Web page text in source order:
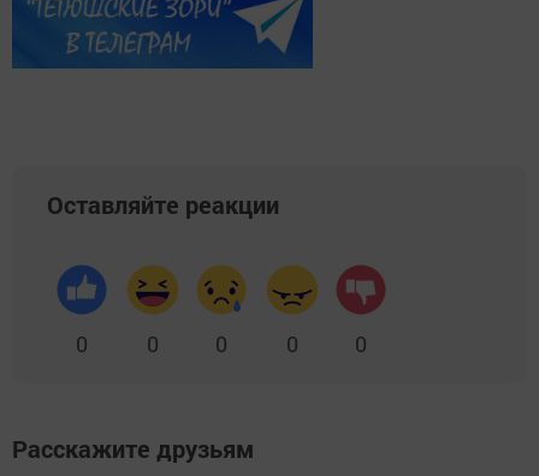
Оставляйте реакции
0 0 0 0 0
Расскажите друзьям